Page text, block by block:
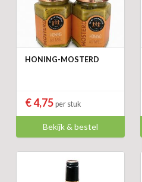
HONING-MOSTERD
€ 4,75 per stuk
Bekijk & bestel